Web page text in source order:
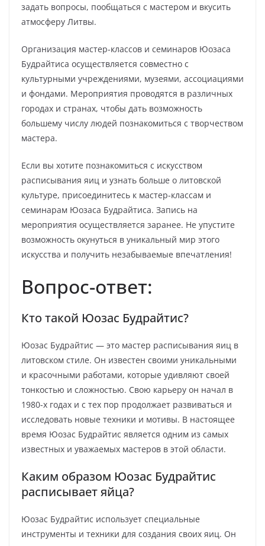
задать вопросы, пообщаться с мастером и вкусить
атмосферу Литвы.
Организация мастер-классов и семинаров Юозаса
Будрайтиса осуществляется совместно с
культурными учреждениями, музеями, ассоциациями
и фондами. Мероприятия проводятся в различных
городах и странах, чтобы дать возможность
большему числу людей познакомиться с творчеством
мастера.
Если вы хотите познакомиться с искусством
расписывания яиц и узнать больше о литовской
культуре, присоединитесь к мастер-классам и
семинарам Юозаса Будрайтиса. Запись на
мероприятия осуществляется заранее. Не упустите
возможность окунуться в уникальный мир этого
искусства и получить незабываемые впечатления!
Вопрос-ответ:
Кто такой Юозас Будрайтис?
Юозас Будрайтис — это мастер расписывания яиц в
литовском стиле. Он известен своими уникальными
и красочными работами, которые удивляют своей
тонкостью и сложностью. Свою карьеру он начал в
1980-х годах и с тех пор продолжает развиваться и
исследовать новые техники и мотивы. В настоящее
время Юозас Будрайтис является одним из самых
известных и уважаемых мастеров в этой области.
Каким образом Юозас Будрайтис
расписывает яйца?
Юозас Будрайтис использует специальные
инструменты и техники для создания своих яиц. Он